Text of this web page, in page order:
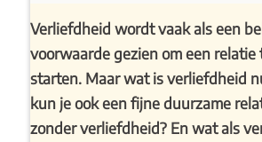
Verliefdheid wordt vaak als een
voorwaarde gezien om een relatie
starten. Maar wat is verliefdheid
kun je ook een fijne duurzame
zonder verliefdheid? En wat als